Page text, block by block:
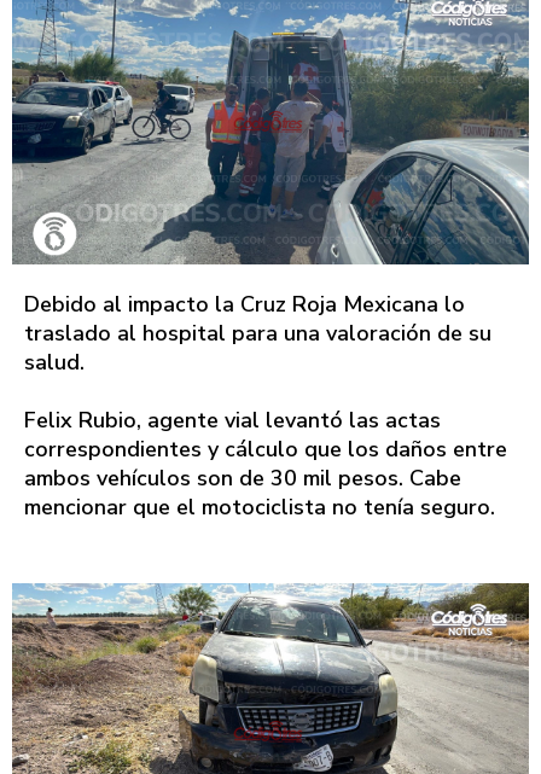
Debido al impacto la Cruz Roja Mexicana lo
traslado al hospital para una valoración de su
salud.
Felix Rubio, agente vial levantó las actas
correspondientes y cálculo que los daños entre
ambos vehículos son de 30 mil pesos. Cabe
mencionar que el motociclista no tenía seguro.